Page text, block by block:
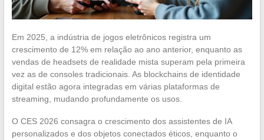
Em 2025, a indústria de jogos eletrônicos registra um
crescimento de 12% em relação ao ano anterior, enquanto as
vendas de headsets de realidade mista superam pela primeira
vez as de consoles tradicionais. As blockchains de identidade
digital estão agora integradas em várias plataformas de
streaming, mudando profundamente os usos.
O CES 2026 consagra o crescimento dos assistentes de IA
personalizados e dos objetos conectados éticos, enquanto o